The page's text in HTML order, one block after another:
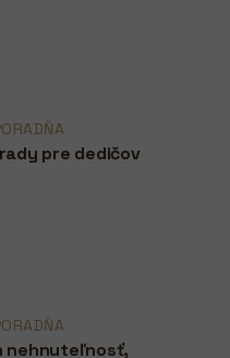
pre dedičov
nehnuteľnosť,